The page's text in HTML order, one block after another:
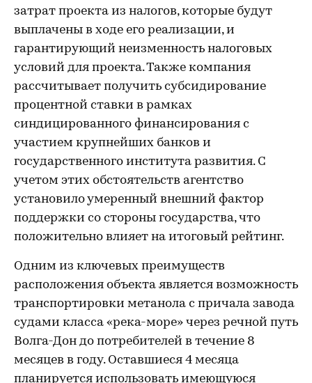
затрат проекта из налогов, которые будут
выплачены в ходе его реализации, и
гарантирующий неизменность налоговых
условий для проекта. Также компания
рассчитывает получить субсидирование
процентной ставки в рамках
синдицированного финансирования с
участием крупнейших банков и
государственного института развития. С
учетом этих обстоятельств агентство
установило умеренный внешний фактор
поддержки со стороны государства, что
положительно влияет на итоговый рейтинг.
Одним из ключевых преимуществ
расположения объекта является возможность
транспортировки метанола с причала завода
судами класса «река-море» через речной путь
Волга-Дон до потребителей в течение 8
месяцев в году. Оставшиеся 4 месяца
планируется использовать имеющуюся